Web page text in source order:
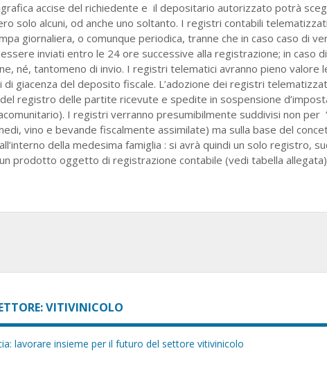
accise del richiedente e il depositario autorizzato potrà
solo alcuni, od anche uno soltanto. I registri contabili
giornaliera, o comunque periodica, tranne che in caso caso di
inviati entro le 24 ore successive alla registrazione; in caso
né, tantomeno di invio. I registri telematici avranno pieno valore
giacenza del deposito fiscale. L’adozione dei registri
registro delle partite ricevute e spedite in sospensione
I registri verranno presumibilmente suddivisi non per
vino e bevande fiscalmente assimilate) ma sulla base del
della medesima famiglia : si avrà quindi un solo registro,
prodotto oggetto di registrazione contabile (vedi tabella
VITIVINICOLO
lavorare insieme per il futuro del settore vitivinicolo